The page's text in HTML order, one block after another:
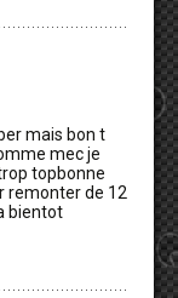
mais bon t
mec je
topbonne
remonter de 12
bientot